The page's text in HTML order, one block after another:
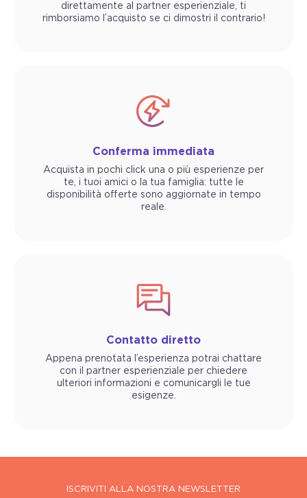
direttamente al partner esperienziale, ti
rimborsiamo l’acquisto se ci dimostri il contrario!
Conferma immediata
Acquista in pochi click una o più esperienze per
te, i tuoi amici o la tua famiglia: tutte le
disponibilità offerte sono aggiornate in tempo
reale.
Contatto diretto
Appena prenotata l’esperienza potrai chattare
con il partner esperienziale per chiedere
ulteriori informazioni e comunicargli le tue
esigenze.
ISCRIVITI ALLA NOSTRA NEWSLETTER